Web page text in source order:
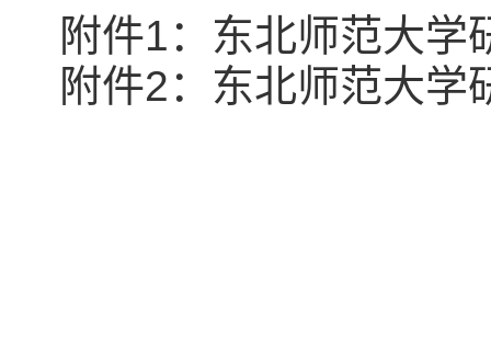
附件1：东北师范大学
附件2：东北师范大学